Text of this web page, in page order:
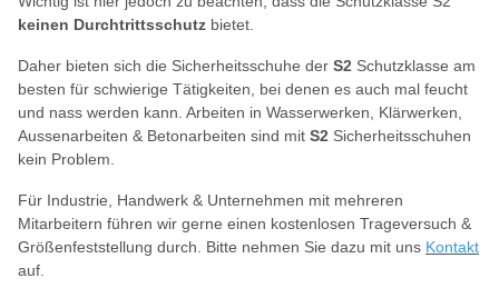
keinen Durchtrittsschutz bietet.
Daher bieten sich die Sicherheitsschuhe der S2 Schutzklasse am
besten für schwierige Tätigkeiten, bei denen es auch mal feucht
und nass werden kann. Arbeiten in Wasserwerken, Klärwerken,
Aussenarbeiten & Betonarbeiten sind mit S2 Sicherheitsschuhen
kein Problem.
Für Industrie, Handwerk & Unternehmen mit mehreren
Mitarbeitern führen wir gerne einen kostenlosen Trageversuch &
Größenfeststellung durch. Bitte nehmen Sie dazu mit uns Kontakt
auf.